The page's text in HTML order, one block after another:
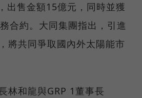
出售金額15億元，同時並獲
合約。大同集團指出，引進
將共同爭取國內外太陽能市
林和龍與GRP 1董事長